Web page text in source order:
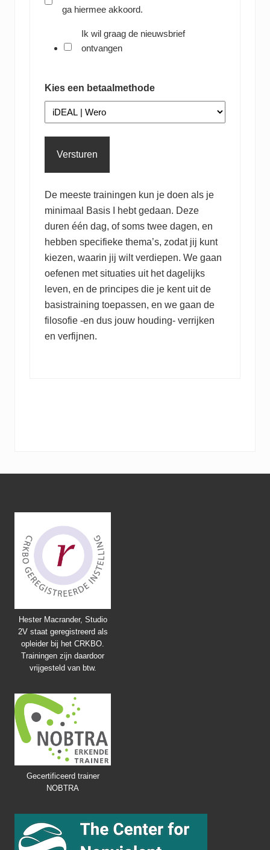
ga hiermee akkoord.
Ik wil graag de nieuwsbrief
ontvangen
Kies een betaalmethode
De meeste trainingen kun je doen als je
minimaal Basis I hebt gedaan. Deze
duren één dag, of soms twee dagen, en
hebben specifieke thema’s, zodat jij kunt
kiezen, waarin jij wilt verdiepen. We gaan
oefenen met situaties uit het dagelijks
leven, en de principes die je kent uit de
basistraining toepassen, en we gaan de
filosofie -en dus jouw houding- verrijken
en verfijnen.
Hester Macrander, Studio
2V staat geregistreerd als
opleider bij het CRKBO.
Trainingen zijn daardoor
vrijgesteld van btw.
Gecertificeerd trainer
NOBTRA